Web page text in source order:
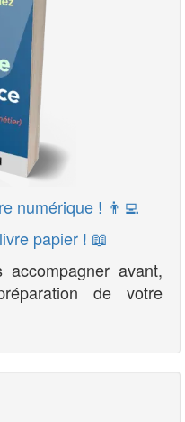
numérique ! 👨‍💻
papier ! 📖
avant,
de votre